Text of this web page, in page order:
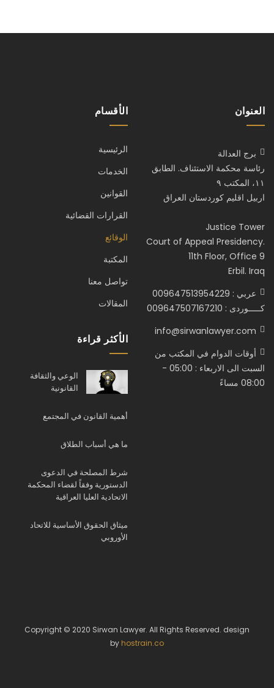
العنوان
برج العدالة
رئاسة محكمة الاستئناف. الطابق
١١، المكتب ٩
اربيل اقليم كوردستان العراق
Justice Tower
Court of Appeal Presidency.
11th Floor, Office 9
Erbil. Iraq
عربي : 009647513954229
كـــــوردى : 009647507167210
info@sirwanlawyer.com
أوقات الدوام في المكتب من
السبت الى الاربعاء : 05:00 -
08:00 مساءً
الأقسام
الرئيسية
الخدمات
القوانين
القرارات القضائية
الوقائع
المكتبة
تواصل معنا
المقالات
الأكثر قراءة
الوعي والثقافة
القانونية
أهمية القانون في المجتمع
ما هي أسباب الطلاق
شرط المصلحة في الدعوى
الدستورية وفقاً لقضاء المحكمة
الاتحادية العليا العراقية
ميثاق الحقوق الأساسية للاتحاد
الأوروبي
Copyright © 2020 Sirwan Lawyer. All Rights Reserved. design
by hostrain.co